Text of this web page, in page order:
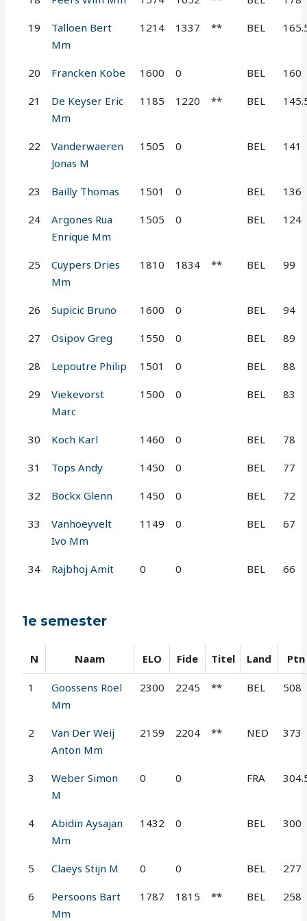
19
Talloen Bert
Mm
1214 1337 ** BEL
20 Francken Kobe 1600 0 BEL 160
21
De Keyser Eric
Mm
1185 1220 ** BEL
22
Vanderwaeren
Jonas M
1505 0 BEL 141
23 Bailly Thomas 1501 0 BEL 136
24
Argones Rua
Enrique Mm
1505 0 BEL 124
25
Cuypers Dries
Mm
1810 1834 ** BEL 99
26 Supicic Bruno 1600 0 BEL 94
27 Osipov Greg 1550 0 BEL 89
28 Lepoutre Philip 1501 0 BEL 88
29
Viekevorst
Marc
1500 0 BEL 83
30 Koch Karl 1460 0 BEL 78
31 Tops Andy 1450 0 BEL 77
32 Bockx Glenn 1450 0 BEL 72
33
Vanhoeyvelt
Ivo Mm
1149 0 BEL 67
34 Rajbhoj Amit 0 0 BEL 66
1e semester
N Naam ELO Fide Titel Land Ptn
1
Goossens Roel
Mm
2300 2245 ** BEL 508
2
Van Der Weij
Anton Mm
2159 2204 ** NED 373
3
Weber Simon
M
0 0 FRA
4
Abidin Aysajan
Mm
1432 0 BEL 300
5 Claeys Stijn M 0 0 BEL 277
6
Persoons Bart
Mm
1787 1815 ** BEL 258